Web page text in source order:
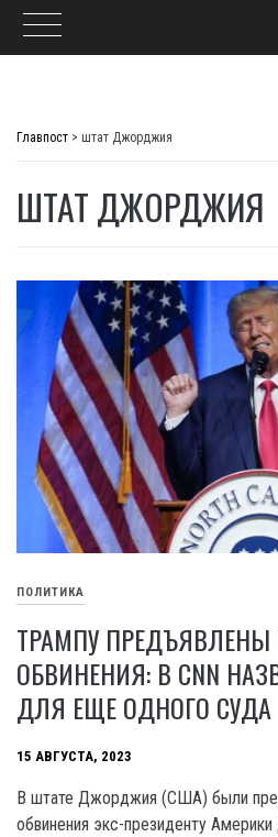
Главпост > штат Джорджия
ШТАТ ДЖОРДЖИЯ
ПОЛИТИКА
ТРАМПУ
ОБВИНЕНИЯ: В CNN
ДЛЯ ЕЩЕ ОДНОГО СУДА
15 АВГУСТА, 2023
В штате Джорджия (США) были
обвинения экс-президенту